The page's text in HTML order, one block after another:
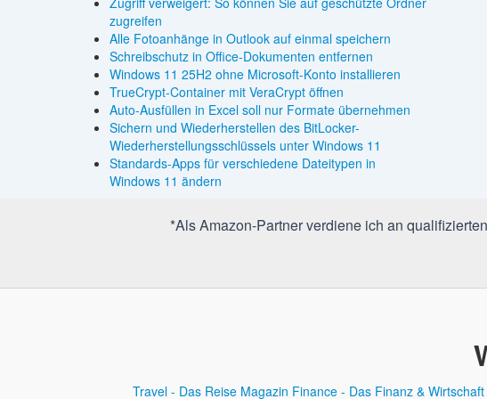
zugreifen
Alle Fotoanhänge in Outlook auf einmal speichern
Schreibschutz in Office-Dokumenten entfernen
Windows 11 25H2 ohne Microsoft-Konto installieren
TrueCrypt-Container mit VeraCrypt öffnen
Auto-Ausfüllen in Excel soll nur Formate übernehmen
Sichern und Wiederherstellen des BitLocker-
Wiederherstellungsschlüssels unter Windows 11
Standards-Apps für verschiedene Dateitypen in
Windows 11 ändern
*Als Amazon-Partner verdiene ich an
Travel - Das Reise Magazin Finance - Das Finanz &